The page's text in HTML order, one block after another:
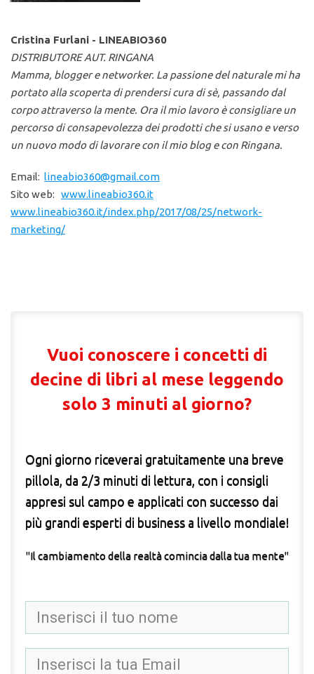
Cristina Furlani - LINEABIO360
DISTRIBUTORE AUT. RINGANA
Mamma, blogger e networker. La passione del naturale mi ha
portato alla scoperta di prendersi cura di sè, passando dal
corpo attraverso la mente. Ora il mio lavoro è consigliare un
percorso di consapevolezza dei prodotti che si usano e verso
un nuovo modo di lavorare con il mio blog e con Ringana.
Email: lineabio360@gmail.com
Sito web: www.lineabio360.it
www.lineabio360.it/index.php/2017/08/25/network-
marketing/
Vuoi conoscere i concetti di
decine di libri al mese leggendo
solo 3 minuti al giorno?
Ogni giorno riceverai gratuitamente una breve
pillola, da 2/3 minuti di lettura, con i consigli
appresi sul campo e applicati con successo dai
più grandi esperti di business a livello mondiale!
"Il cambiamento della realtà comincia dalla tua mente"